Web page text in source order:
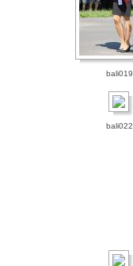
bali019
bali022